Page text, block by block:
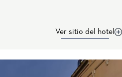
Ver sitio del hotel